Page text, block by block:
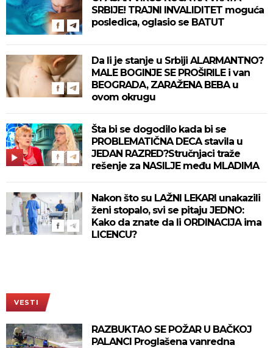
SRBIJE! TRAJNI INVALIDITET moguća
posledica, oglasio se BATUT
Da li je stanje u Srbiji ALARMANTNO?
MALE BOGINJE SE PROŠIRILE i van
BEOGRADA, ZARAŽENA BEBA u
ovom okrugu
Šta bi se dogodilo kada bi se
PROBLEMATIČNA DECA stavila u
JEDAN RAZRED?Stručnjaci traže
rešenje za NASILJE među MLADIMA
Nakon što su LAŽNI LEKARI unakazili
ženi stopalo, svi se pitaju JEDNO:
Kako da znate da li ORDINACIJA ima
LICENCU?
VESTI
RAZBUKTAO SE POŽAR U BAČKOJ
PALANCI Proglašena vanredna